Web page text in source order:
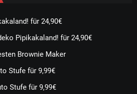
für 24,90€
Pipikakaland! für 24,90€
Brownie Maker
Stufe für 9,99€
Stufe für 9,99€